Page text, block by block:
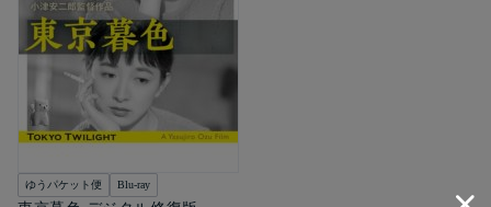
ゆうパケット便 Blu-ray